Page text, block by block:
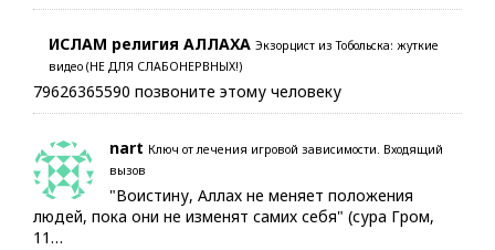
ИСЛАМ религия АЛЛАХА Экзорцист из Тобольска: жуткие
видео (НЕ ДЛЯ СЛАБОНЕРВНЫХ!)
79626365590 позвоните этому человеку
nart Ключ от лечения игровой зависимости. Входящий
вызов
"Воистину, Аллах не меняет положения
людей, пока они не изменят самих себя" (сура Гром,
11…